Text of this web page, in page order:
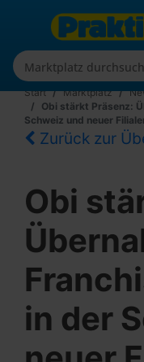
Start Marktplatz
Obi stärkt Präsenz:
Schweiz und neuer
Zurück zur
Obi
in der